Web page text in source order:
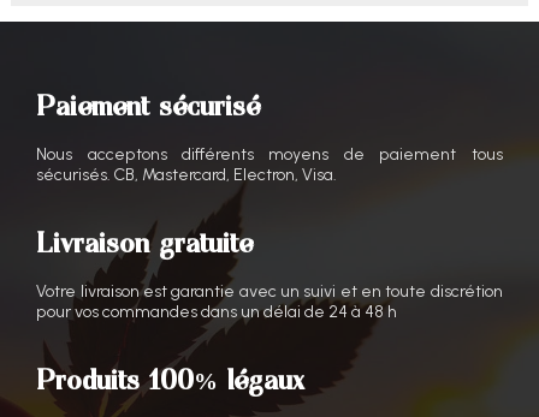
Paiement sécurisé
Nous acceptons différents moyens de paiement tous
sécurisés. CB, Mastercard, Electron, Visa.
Livraison gratuite
Votre livraison est garantie avec un suivi et en toute discrétion
pour vos commandes dans un délai de 24 à 48 h
Produits 100% légaux